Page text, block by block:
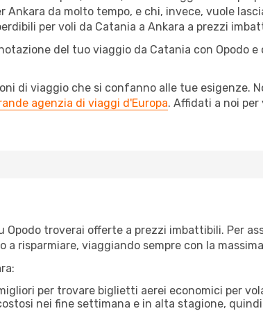
da molto tempo, e chi, invece, vuole
per voli da Catania a Ankara a prezzi
del tuo viaggio da Catania con Opodo
di viaggio che si confanno alle tue esigenze.
agenzia di viaggi d'Europa. Affidati a noi
Opodo troverai offerte a prezzi imbattibili. Per
risparmiare, viaggiando sempre con la
per trovare biglietti aerei economici per
nei fine settimana e in alta stagione,